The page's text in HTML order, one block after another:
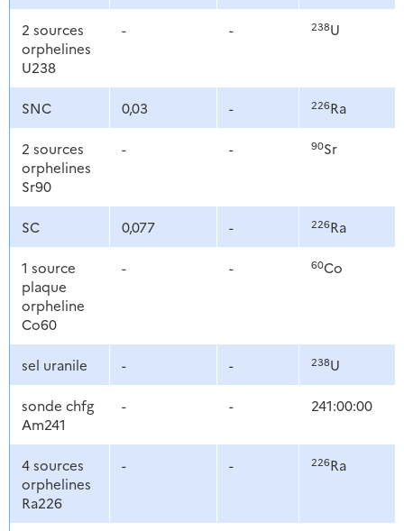
2 sources
orphelines
U238
- - 238U
SNC 0,03 - 226Ra
2 sources
orphelines
Sr90
- - 90Sr
SC 0,077 - 226Ra
1 source
plaque
orpheline
Co60
- - 60Co
sel uranile - - 238U
sonde chfg
Am241
- - 241:00:00
4 sources
orphelines
Ra226
- - 226Ra